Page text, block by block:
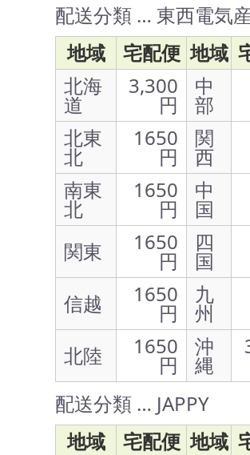
配送分類 … 東西電気
地域
宅配便 地域
北海
道
3,300
円
中
部
北東
北
1650
円
関
西
南東
北
1650
円
中
国
関東
1650
円
四
国
信越
1650
円
九
州
北陸
1650
円
沖
縄
配送分類 … JAPPY
地域
宅配便 地域